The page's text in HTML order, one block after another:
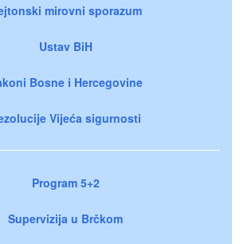
mirovni sporazum
Ustav BiH
Bosne i Hercegovine
Vijeća sigurnosti
Program 5+2
Supervizija u Brčkom